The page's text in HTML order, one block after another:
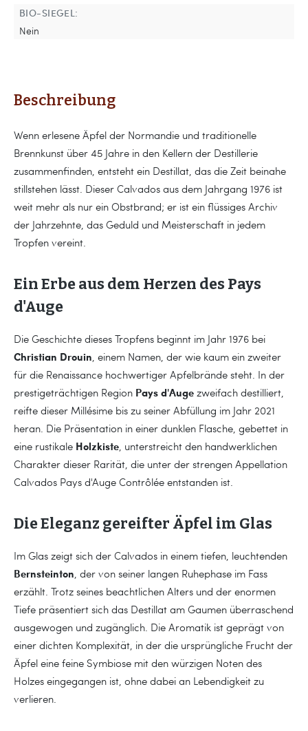
BIO-SIEGEL:
Nein
Beschreibung
Wenn erlesene Äpfel der Normandie und traditionelle
Brennkunst über 45 Jahre in den Kellern der Destillerie
zusammenfinden, entsteht ein Destillat, das die Zeit beinahe
stillstehen lässt. Dieser Calvados aus dem Jahrgang 1976 ist
weit mehr als nur ein Obstbrand; er ist ein flüssiges Archiv
der Jahrzehnte, das Geduld und Meisterschaft in jedem
Tropfen vereint.
Ein Erbe aus dem Herzen des Pays
d'Auge
Die Geschichte dieses Tropfens beginnt im Jahr 1976 bei
Christian Drouin, einem Namen, der wie kaum ein zweiter
für die Renaissance hochwertiger Apfelbrände steht. In der
prestigeträchtigen Region Pays d'Auge zweifach destilliert,
reifte dieser Millésime bis zu seiner Abfüllung im Jahr 2021
heran. Die Präsentation in einer dunklen Flasche, gebettet in
eine rustikale Holzkiste, unterstreicht den handwerklichen
Charakter dieser Rarität, die unter der strengen Appellation
Calvados Pays d'Auge Contrôlée entstanden ist.
Die Eleganz gereifter Äpfel im Glas
Im Glas zeigt sich der Calvados in einem tiefen, leuchtenden
Bernsteinton, der von seiner langen Ruhephase im Fass
erzählt. Trotz seines beachtlichen Alters und der enormen
Tiefe präsentiert sich das Destillat am Gaumen überraschend
ausgewogen und zugänglich. Die Aromatik ist geprägt von
einer dichten Komplexität, in der die ursprüngliche Frucht der
Äpfel eine feine Symbiose mit den würzigen Noten des
Holzes eingegangen ist, ohne dabei an Lebendigkeit zu
verlieren.